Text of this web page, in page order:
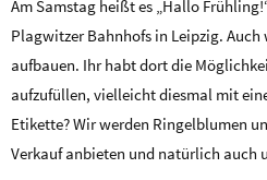
Am Samstag heißt es „Hallo
Plagwitzer Bahnhofs in Leipzig.
aufbauen. Ihr habt dort die
aufzufüllen, vielleicht diesmal mit
Etikette? Wir werden Ringelblumen
Verkauf anbieten und natürlich auch